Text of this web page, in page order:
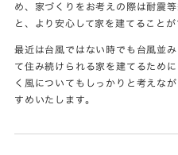
め、家づくりをお考えの際は耐震
と、より安心して家を建てることが
最近は台風ではない時でも台風並
て住み続けられる家を建てるため
く風についてもしっかりと考えな
すめいたします。